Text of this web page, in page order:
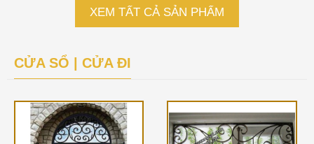
XEM TẤT CẢ SẢN PHẨM
CỬA SỔ | CỬA ĐI